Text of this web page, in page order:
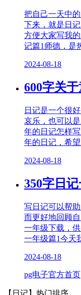
把自己一天中
下来，就是日
方便大家写我
记篇1师德，是
2024-08-18
600字关
日记是一个很
哀乐，也可以
年的日记怎样
年的日记，希
2024-08-18
350字日
写日记可以帮
而更好地回顾
一年级下载，
一年级篇1今天
2024-08-18
pg电子官方首页
【日记】 热门排序